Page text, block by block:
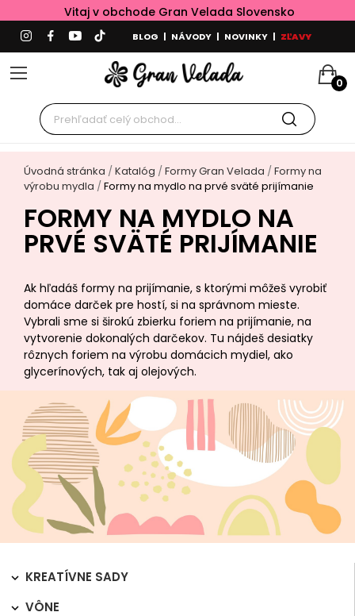
Vitaj v obchode Gran Velada Slovensko
BLOG | NÁVODY | NOVINKY | ZĽAVY
0
Úvodná stránka Katalóg Formy Gran Velada
Formy na
výrobu mydla
Formy na mydlo na prvé sväté prijímanie
FORMY NA MYDLO NA
PRVÉ SVÄTÉ PRIJÍMANIE
Ak hľadáš formy na prijímanie, s ktorými môžeš vyrobiť
domáce darček pre hostí, si na správnom mieste.
Vybrali sme si širokú zbierku foriem na prijímanie, na
vytvorenie dokonalých darčekov. Tu nájdeš desiatky
rôznych foriem na výrobu domácich mydiel, ako
glycerínových, tak aj olejových.
KREATÍVNE SADY

VÔNE
